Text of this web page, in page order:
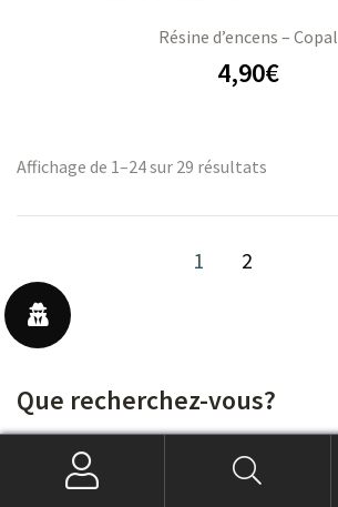
Résine d’encens – Copal
4,90€
Affichage de 1–24 sur 29 résultats
1 2
Que recherchez-vous?